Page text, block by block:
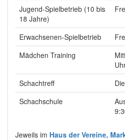
Jugend-Spielbetrieb (10 bis
18 Jahre)
Erwachsenen-Spielbetrieb
Mädchen Training
Schachtreff
Schachschule
Jeweils im Haus der Vereine,